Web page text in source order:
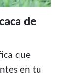
de
que
en tu